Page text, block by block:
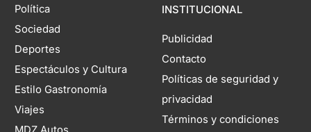
Política
Sociedad
Deportes
Espectáculos y Cultura
Estilo Gastronomía
Viajes
INSTITUCIONAL
Publicidad
Contacto
Políticas de seguridad y
privacidad
Términos y condiciones